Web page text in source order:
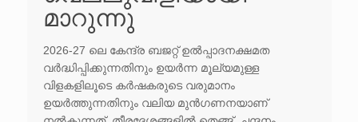
മാറുന്നു
2026-27 ലെ കേന്ദ്ര ബജറ്റ് ഉൽപ്പാദനക്ഷമത
വർദ്ധിപ്പിക്കുന്നതിനും ഉയർന്ന മൂല്യമുള്ള
വിളകളിലൂടെ കർഷകരുടെ വരുമാനം
ഉയർത്തുന്നതിനും വലിയ മുൻഗണനയാണ്